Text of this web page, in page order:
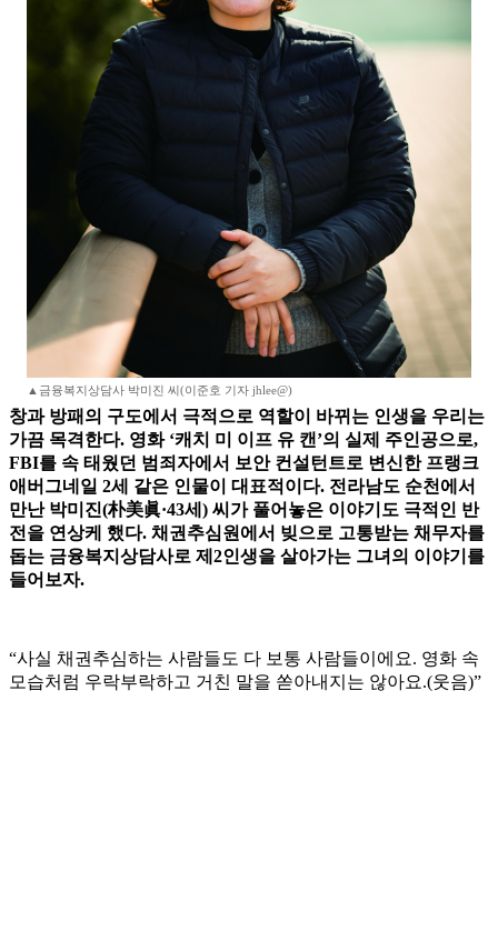
▲금융복지상담사 박미진 씨(이준호 기자 jhlee@)
창과 방패의 구도에서 극적으로 역할이 바뀌는 인생을 우리는
가끔 목격한다. 영화 ‘캐치 미 이프 유 캔’의 실제 주인공으로,
FBI를 속 태웠던 범죄자에서 보안 컨설턴트로 변신한 프랭크
애버그네일 2세 같은 인물이 대표적이다. 전라남도 순천에서
만난 박미진(朴美眞·43세) 씨가 풀어놓은 이야기도 극적인 반
전을 연상케 했다. 채권추심원에서 빚으로 고통받는 채무자를
돕는 금융복지상담사로 제2인생을 살아가는 그녀의 이야기를
들어보자.
“사실 채권추심하는 사람들도 다 보통 사람들이에요. 영화 속
모습처럼 우락부락하고 거친 말을 쏟아내지는 않아요.(웃음)”